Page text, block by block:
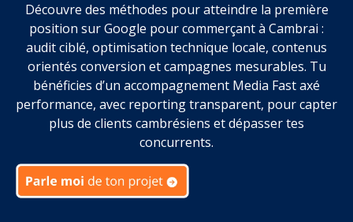
Découvre des méthodes pour atteindre la première
position sur Google pour commerçant à Cambrai :
audit ciblé, optimisation technique locale, contenus
orientés conversion et campagnes mesurables. Tu
bénéficies d’un accompagnement Media Fast axé
performance, avec reporting transparent, pour capter
plus de clients cambrésiens et dépasser tes
concurrents.